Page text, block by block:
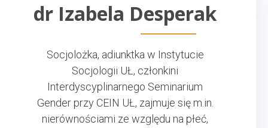
dr Izabela Desperak
Socjolożka, adiunktka w Instytucie
Socjologii UŁ, członkini
Interdyscyplinarnego Seminarium
Gender przy CEIN UŁ, zajmuje się m.in.
nierównościami ze względu na płeć,